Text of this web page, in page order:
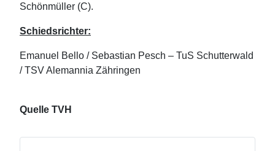
Schönmüller (C).
Schiedsrichter:
Emanuel Bello / Sebastian Pesch – TuS Schutterwald
/ TSV Alemannia Zähringen
Quelle TVH